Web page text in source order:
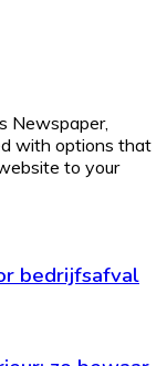
Newspaper,
with options that
to your
bedrijfsafval